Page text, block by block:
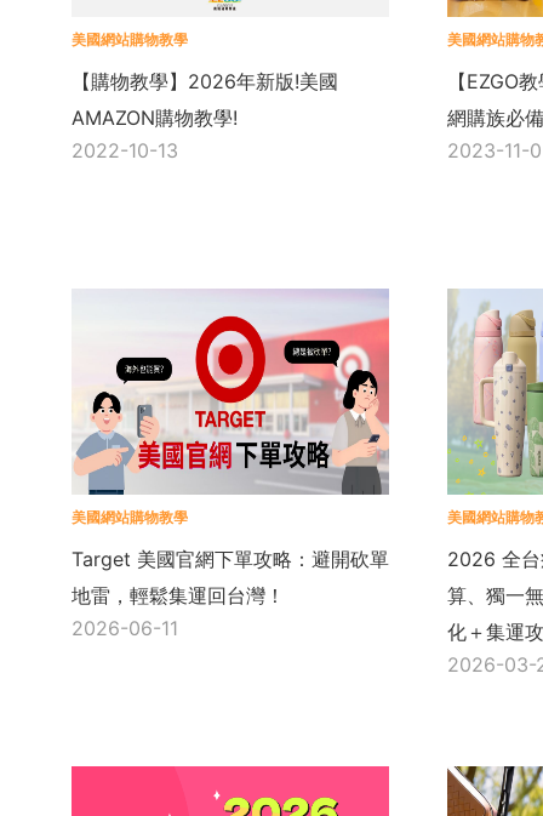
美國網站購物教學
【購物教學】2026年新版!美國
AMAZON購物教學!
2022-10-13
美國網站購物
【EZGO
網購族必
2023-11-
美國網站購物教學
Target 美國官網下單攻略：避開砍單
地雷，輕鬆集運回台灣！
2026-06-11
美國網站購物
2026 全
算、獨一
化＋集運
2026-03-